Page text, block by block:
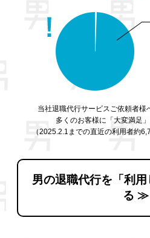
当社退職代行サービスご依頼者様
多くのお客様に「大変満足
（2025.2.1までの直近の利用者約
男の退職代行を「利
る ≫